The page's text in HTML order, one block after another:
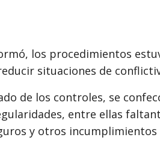
los procedimientos
situaciones de
de los controles, se
entre ellas
y otros